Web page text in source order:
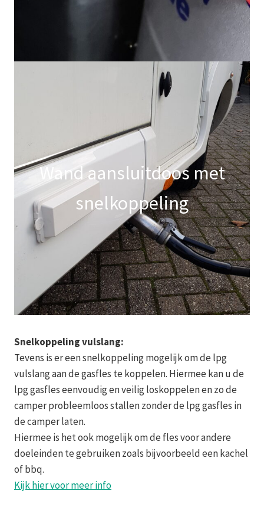
Wand aansluitdoos met
snelkoppeling
Snelkoppeling vulslang:
Tevens is er een snelkoppeling mogelijk om de lpg
vulslang aan de gasfles te koppelen. Hiermee kan u de
lpg gasfles eenvoudig en veilig loskoppelen en zo de
camper probleemloos stallen zonder de lpg gasfles in
de camper laten.
Hiermee is het ook mogelijk om de fles voor andere
doeleinden te gebruiken zoals bijvoorbeeld een kachel
of bbq.
Kijk hier voor meer info